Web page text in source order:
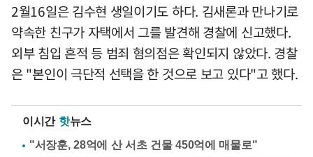
2월16일은 김수현 생일이기도 하다. 김새론과 만나기로
약속한 친구가 자택에서 그를 발견해 경찰에 신고했다.
외부 침입 흔적 등 범죄 혐의점은 확인되지 않았다. 경찰
은 "본인이 극단적 선택을 한 것으로 보고 있다"고 했다.
이시간 핫뉴스
"서장훈, 28억에 산 서초 건물 450억에 매물로"